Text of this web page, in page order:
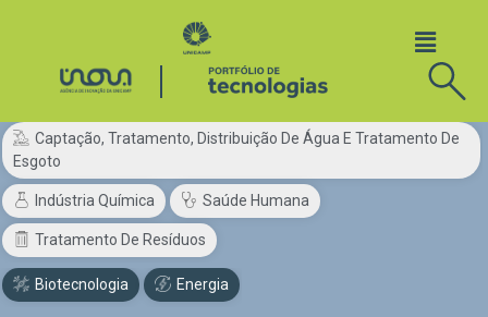
Captação, Tratamento, Distribuição De Água E Tratamento De
Esgoto
Indústria Química Saúde Humana
Tratamento De Resíduos
Biotecnologia Energia